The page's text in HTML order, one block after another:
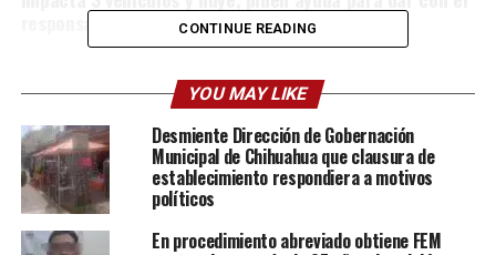
responsable
CONTINUE READING
YOU MAY LIKE
Desmiente Dirección de Gobernación
Municipal de Chihuahua que clausura de
establecimiento respondiera a motivos
políticos
En procedimiento abreviado obtiene FEM